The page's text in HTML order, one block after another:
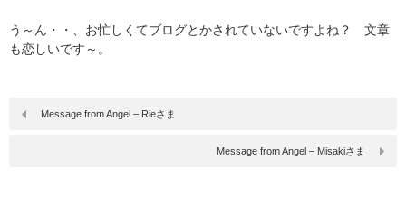
う～ん・・、お忙しくてブログとかされていないですよね？ 文章
も恋しいです～。
Message from Angel – Rieさま
Message from Angel – Misakiさま